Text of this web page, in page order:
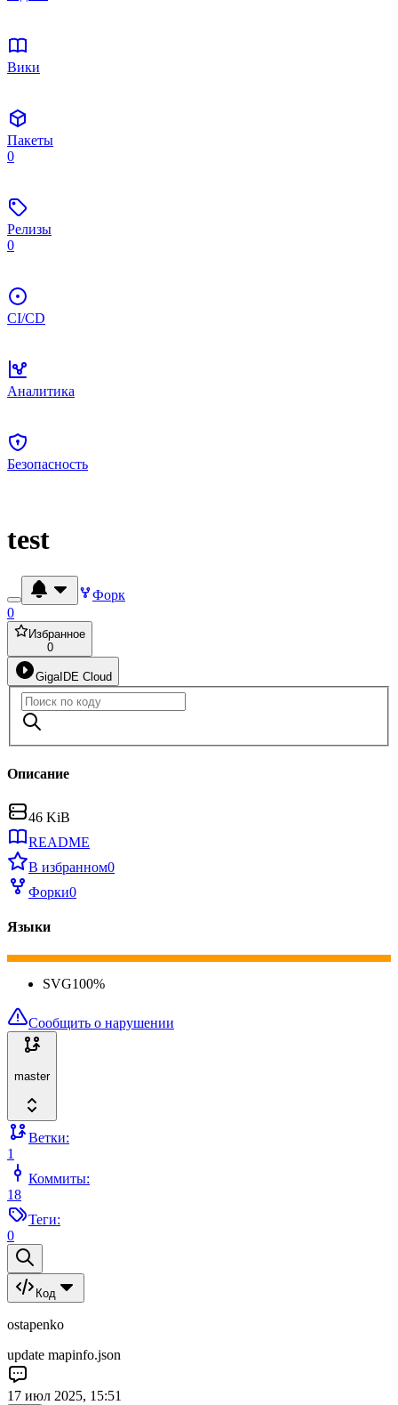
Вики
Пакеты
0
Релизы
0
CI/CD
Аналитика
Безопасность
test
Форк
0
Избранное
0
GigaIDE Cloud
Описание
46 KiB
README
В избранном0
Форки0
Языки
SVG100%
Сообщить о нарушении
master
Ветки:
1
Коммиты:
18
Теги:
0
Код
ostapenko
update mapinfo.json
17 июл 2025, 15:51